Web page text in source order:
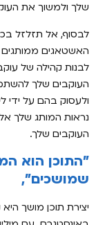
שלך ולמשוך את
לבסוף, אל תזלזל
האשטאגים ממותגים
לבנות קהילה של
העוקבים שלך
ולעסוק בהם על ידי
נראות המותג שלך
העוקבים שלך.
"התוכן הוא
שמושכים",
יצירת תוכן מושך